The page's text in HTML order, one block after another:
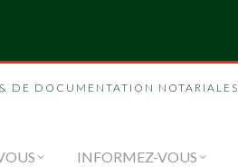
DE DOCUMENTATION NOTARIALES
INFORMEZ-VOUS